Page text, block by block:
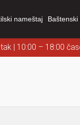
nameštaj
| 10:00 – 18:00